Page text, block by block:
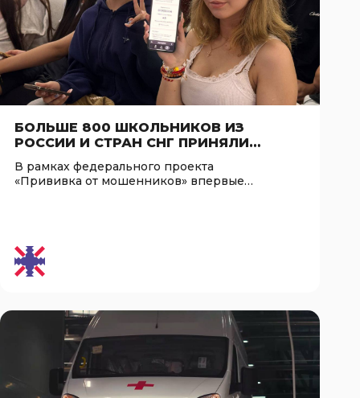
БОЛЬШЕ 800 ШКОЛЬНИКОВ ИЗ
РОССИИ И СТРАН СНГ ПРИНЯЛИ
УЧАСТИЕ В ЛЕТНЕМ ДИКТАНТЕ ПО
ЦИФРОВОЙ БЕЗОПАСНОСТИ,
ОРГАНИЗОВАННОМ ПРИ ПОДДЕРЖКЕ
В рамках федерального проекта
«Прививка от мошенников» впервые